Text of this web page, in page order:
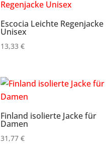
Escocia Leichte Regenjacke
Unisex
13,33€
Finland isolierte Jacke für
Damen
31,77€